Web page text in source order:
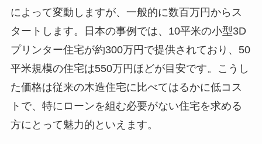
によって変動しますが、一般的に数百万円からス
タートします。日本の事例では、10平米の小型3D
プリンター住宅が約300万円で提供されており、50
平米規模の住宅は550万円ほどが目安です。こうし
た価格は従来の木造住宅に比べてはるかに低コス
トで、特にローンを組む必要がない住宅を求める
方にとって魅力的といえます。